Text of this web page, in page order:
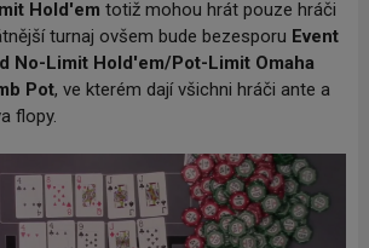
Hold'em totiž mohou hrát pouze hráči
turnaj ovšem bude bezesporu Event
No-Limit Hold'em/Pot-Limit Omaha
Pot, ve kterém dají všichni hráči ante a
flopy.